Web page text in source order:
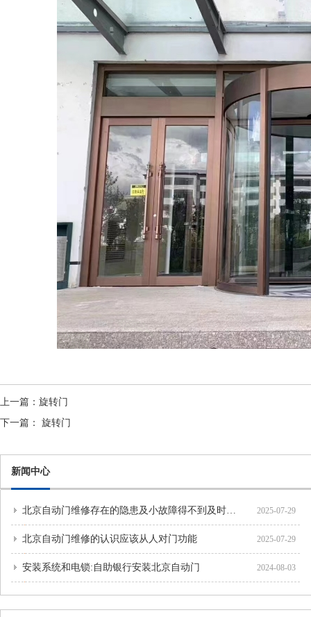
上一篇： 旋转门
下一篇： 旋转门
新闻中心
北京自动门维修存在的隐患及小故障得不到及时处理 2025-07-29
北京自动门维修的认识应该从人对门功能 2025-07-29
安装系统和电锁:自助银行安装北京自动门 2024-08-03